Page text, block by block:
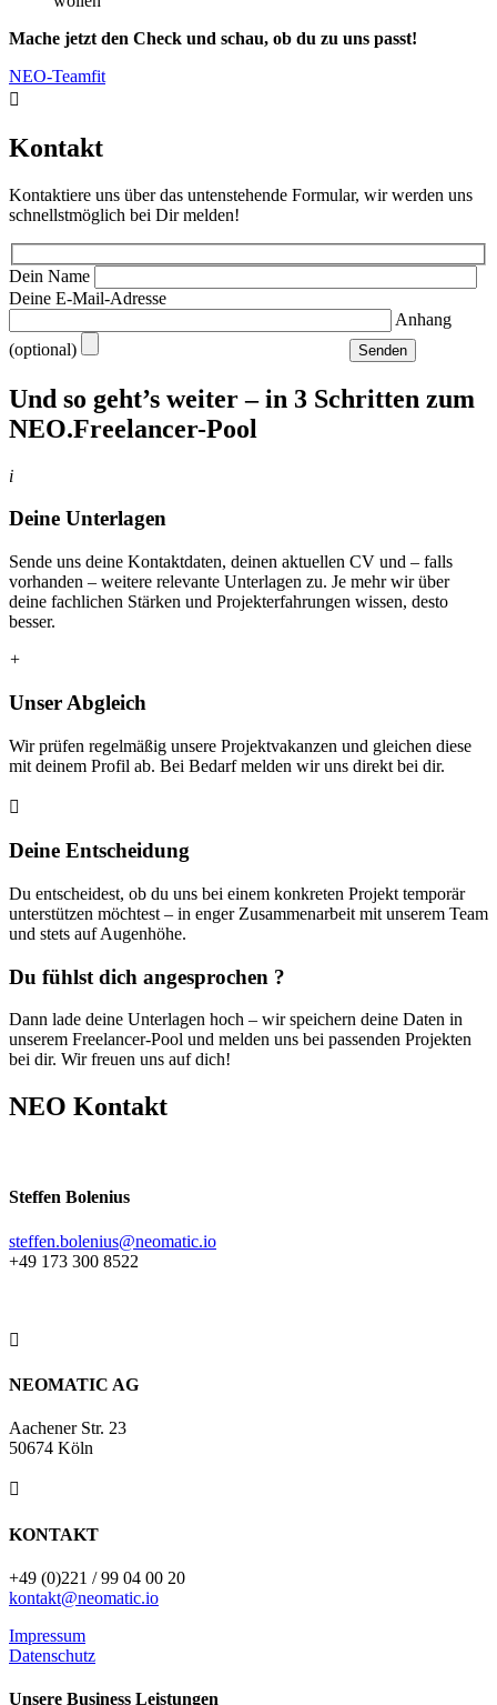
Mache jetzt den Check und schau, ob du zu uns passt!
NEO-Teamfit

Kontakt
Kontaktiere uns über das untenstehende Formular, wir werden uns
schnellstmöglich bei Dir melden!
Dein Name
Deine E-Mail-Adresse
Anhang
(optional)
Senden
Und so geht’s weiter – in 3 Schritten zum
NEO.Freelancer-Pool
i
Deine Unterlagen
Sende uns deine Kontaktdaten, deinen aktuellen CV und – falls
vorhanden – weitere relevante Unterlagen zu. Je mehr wir über
deine fachlichen Stärken und Projekterfahrungen wissen, desto
besser.
+
Unser Abgleich
Wir prüfen regelmäßig unsere Projektvakanzen und gleichen diese
mit deinem Profil ab. Bei Bedarf melden wir uns direkt bei dir.

Deine Entscheidung
Du entscheidest, ob du uns bei einem konkreten Projekt temporär
unterstützen möchtest – in enger Zusammenarbeit mit unserem Team
und stets auf Augenhöhe.
Du fühlst dich angesprochen ?
Dann lade deine Unterlagen hoch – wir speichern deine Daten in
unserem Freelancer-Pool und melden uns bei passenden Projekten
bei dir. Wir freuen uns auf dich!
NEO Kontakt
Steffen Bolenius
steffen.bolenius@neomatic.io
+49 173 300 8522

NEOMATIC AG
Aachener Str. 23
50674 Köln

KONTAKT
+49 (0)221 / 99 04 00 20
kontakt@neomatic.io
Impressum
Datenschutz
Unsere Business Leistungen